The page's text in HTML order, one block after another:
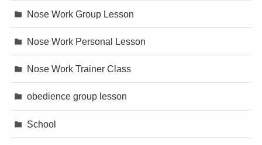
Nose Work Group Lesson
Nose Work Personal Lesson
Nose Work Trainer Class
obedience group lesson
School